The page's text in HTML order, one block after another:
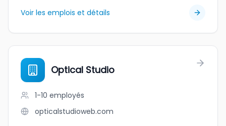
Voir les emplois et détails
Optical Studio
1-10 employés
opticalstudioweb.com